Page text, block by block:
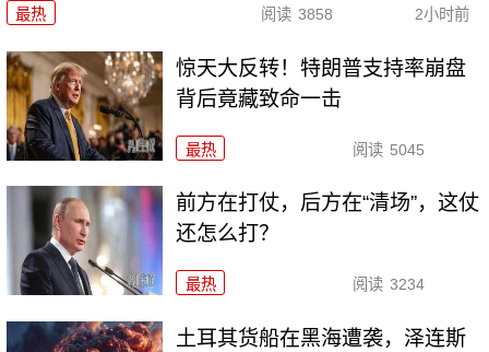
最热 阅读 3858 2小时前
惊天大反转！特朗普支持率崩盘
背后竟藏致命一击
最热 阅读 5045
前方在打仗，后方在“清场”，这仗
还怎么打？
最热 阅读 3234
土耳其货船在黑海遭袭，泽连斯